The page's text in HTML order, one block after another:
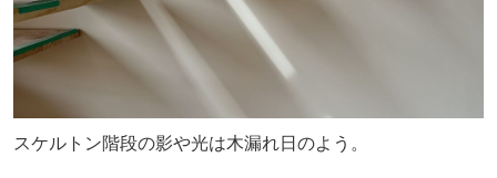
スケルトン階段の影や光は木漏れ日のよう。